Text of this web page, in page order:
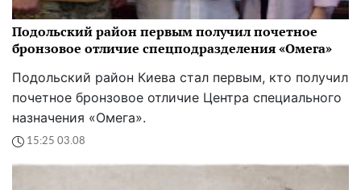
Подольский район первым получил почетное
бронзовое отличие спецподразделения «Омега»
Подольский район Киева стал первым, кто получил
почетное бронзовое отличие Центра специального
назначения «Омега».
15:25 03.08